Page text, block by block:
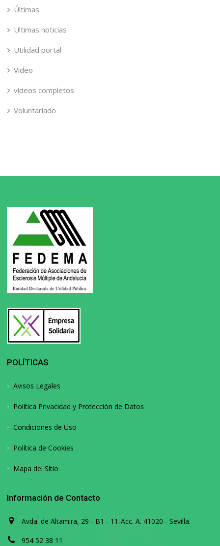
Últimas
Ultimas noticias
Utilidad portal
Video
videos completos
Voluntariado
POLÍTICAS
Avisos Legales
Política Privacidad y Protección de Datos
Condiciones de Uso
Política de Cookies
Mapa del Sitio
Información de Contacto
Avda. de Altamira, 29 - B1 - 11-Acc. A. 41020 - Sevilla.
954 52 38 11